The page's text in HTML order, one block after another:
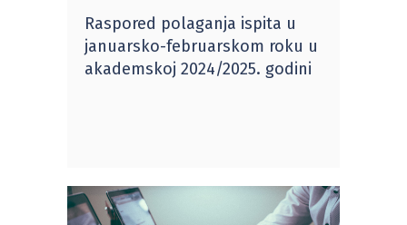
Raspored polaganja ispita u
januarsko-februarskom roku u
akademskoj 2024/2025. godini